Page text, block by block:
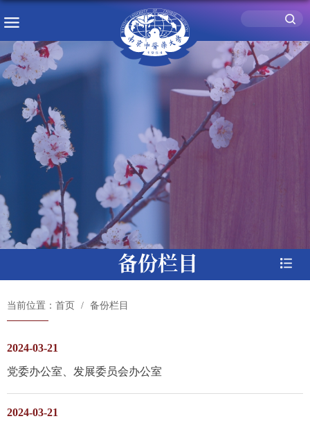
备份栏目
当前位置： 首页 备份栏目
2024-03-21
党委办公室、发展委员会办公室
2024-03-21